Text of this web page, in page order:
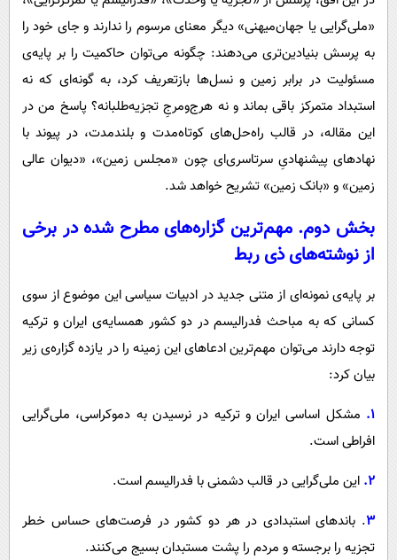
«ملی‌گرایی یا جهان‌میهنی» دیگر معنای مرسوم را ندارند و جای خود را
به پرسش بنیادین‌تری می‌دهند: چگونه می‌توان حاکمیت را بر پایه‌ی
مسئولیت در برابر زمین و نسل‌ها بازتعریف کرد، به گونه‌ای که نه
استبداد متمرکز باقی بماند و نه هرج‌ومرجِ تجزیه‌طلبانه؟ پاسخ من در
این مقاله، در قالب راه‌حل‌های کوتاه‌مدت و بلندمدت، در پیوند با
نهادهای پیشنهادیِ سرتاسری‌ای چون «مجلس زمین»، «دیوان عالی
زمین» و «بانک زمین» تشریح خواهد شد.
بخش دوم. مهم‌ترین گزاره‌های مطرح شده در برخی
از نوشته‌های ذی ربط
بر پایه‌ی نمونه‌ای از متنی جدید در ادبیات سیاسی این موضوع از سوی
کسانی که به مباحث فدرالیسم در دو کشور همسایه‌ی ایران و ترکیه
توجه دارند می‌توان مهم‌ترین ادعاهای این زمینه را در یازده گزاره‌ی زیر
بیان کرد:
۱. مشکل اساسی ایران و ترکیه در نرسیدن به دموکراسی، ملی‌گرایی
افراطی است.
۲. این ملی‌گرایی در قالب دشمنی با فدرالیسم است.
۳. باندهای استبدادی در هر دو کشور در فرصت‌های حساس خطر
تجزیه را برجسته و مردم را پشت مستبدان بسیج می‌کنند.